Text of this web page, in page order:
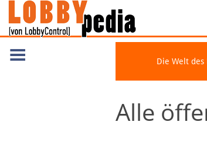
Die Welt des
Alle